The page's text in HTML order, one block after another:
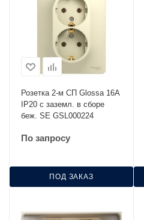
Розетка 2-м СП Glossa 16А
IP20 с заземл. в сборе
беж. SE GSL000224
По запросу
ПОД ЗАКАЗ